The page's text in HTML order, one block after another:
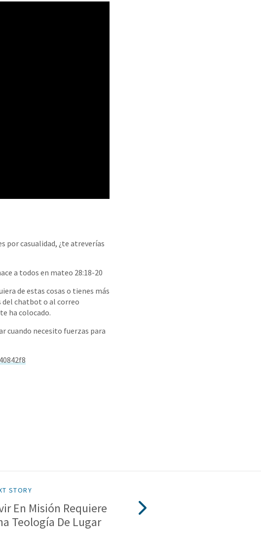
por casualidad, ¿te atreverías
a todos en mateo 28:18-20
de estas cosas o tienes más
del chatbot o al correo
ha colocado.
cuando necesito fuerzas para
STORY
En Misión Requiere
Teología De Lugar